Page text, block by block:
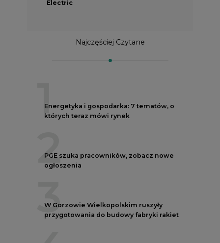
Electric
Najczęściej Czytane
1
Energetyka i gospodarka: 7 tematów, o
których teraz mówi rynek
2
PGE szuka pracowników, zobacz nowe
ogłoszenia
3
W Gorzowie Wielkopolskim ruszyły
przygotowania do budowy fabryki rakiet